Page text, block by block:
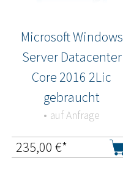
Microsoft Windows
Server Datacenter
Core 2016 2Lic
gebraucht
auf Anfrage
235,00 €*